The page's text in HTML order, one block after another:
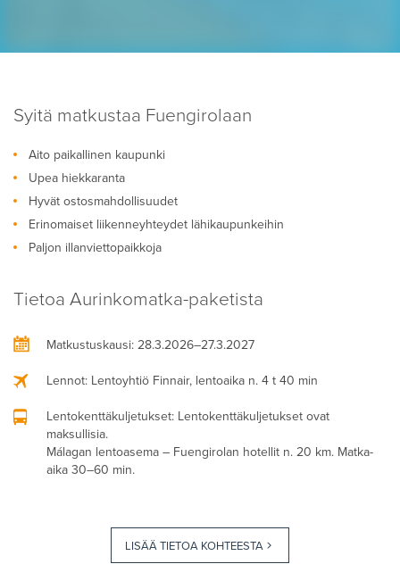
Syitä matkustaa Fuengirolaan
Aito paikallinen kaupunki
Upea hiekkaranta
Hyvät ostosmahdollisuudet
Erinomaiset liikenneyhteydet lähikaupunkeihin
Paljon illanviettopaikkoja
Tietoa Aurinkomatka-paketista
Matkustuskausi: 28.3.2026–27.3.2027
Lennot: Lentoyhtiö Finnair, lentoaika n. 4 t 40 min
Lentokenttäkuljetukset: Lentokenttäkuljetukset ovat
maksullisia.
Málagan lentoasema – Fuengirolan hotellit n. 20 km. Matka-
aika 30–60 min.
LISÄÄ TIETOA KOHTEESTA